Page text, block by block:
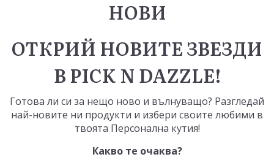
НОВИ
ОТКРИЙ НОВИТЕ ЗВЕЗДИ
В PICK N DAZZLE!
Готова ли си за нещо ново и вълнуващо? Разгледай
най-новите ни продукти и избери своите любими в
твоята Персонална кутия!
Какво те очаква?